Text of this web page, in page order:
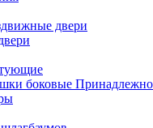
двери
боковые